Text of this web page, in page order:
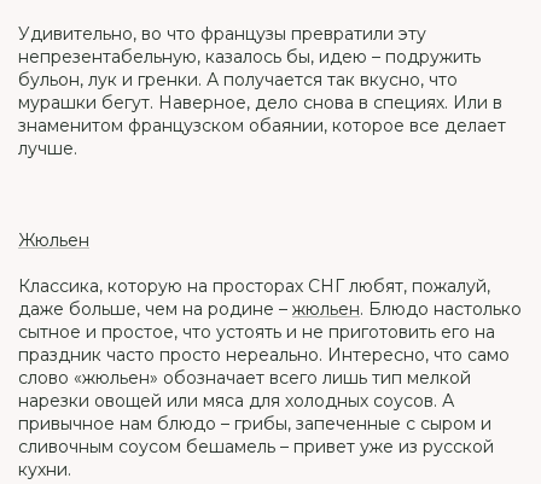
Удивительно, во что французы превратили эту
непрезентабельную, казалось бы, идею – подружить
бульон, лук и гренки. А получается так вкусно, что
мурашки бегут. Наверное, дело снова в специях. Или в
знаменитом французском обаянии, которое все делает
лучше.
Жюльен
Классика, которую на просторах СНГ любят, пожалуй,
даже больше, чем на родине – жюльен. Блюдо настолько
сытное и простое, что устоять и не приготовить его на
праздник часто просто нереально. Интересно, что само
слово «жюльен» обозначает всего лишь тип мелкой
нарезки овощей или мяса для холодных соусов. А
привычное нам блюдо – грибы, запеченные с сыром и
сливочным соусом бешамель – привет уже из русской
кухни.